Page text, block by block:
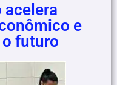
acelera
e
o futuro